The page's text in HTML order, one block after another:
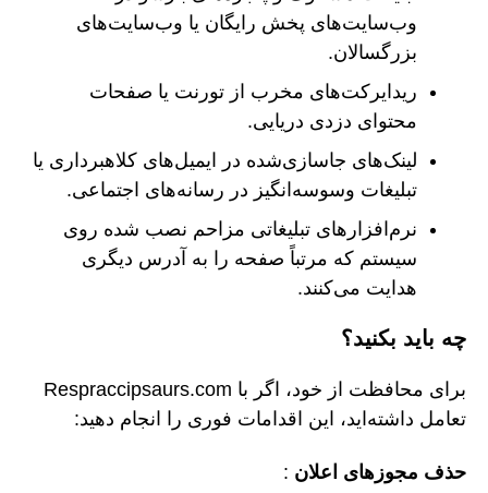
وب‌سایت‌های پخش رایگان یا وب‌سایت‌های
بزرگسالان.
ریدایرکت‌های مخرب از تورنت یا صفحات
محتوای دزدی دریایی.
لینک‌های جاسازی‌شده در ایمیل‌های کلاهبرداری یا
تبلیغات وسوسه‌انگیز در رسانه‌های اجتماعی.
نرم‌افزارهای تبلیغاتی مزاحم نصب شده روی
سیستم که مرتباً صفحه را به آدرس دیگری
هدایت می‌کنند.
چه باید بکنید؟
برای محافظت از خود، اگر با Respraccipsaurs.com
تعامل داشته‌اید، این اقدامات فوری را انجام دهید:
حذف مجوزهای اعلان :